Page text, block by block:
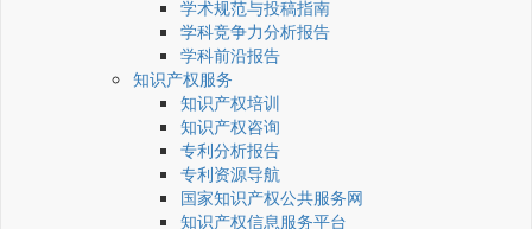
学术规范与投稿指南
学科竞争力分析报告
学科前沿报告
知识产权服务
知识产权培训
知识产权咨询
专利分析报告
专利资源导航
国家知识产权公共服务网
知识产权信息服务平台